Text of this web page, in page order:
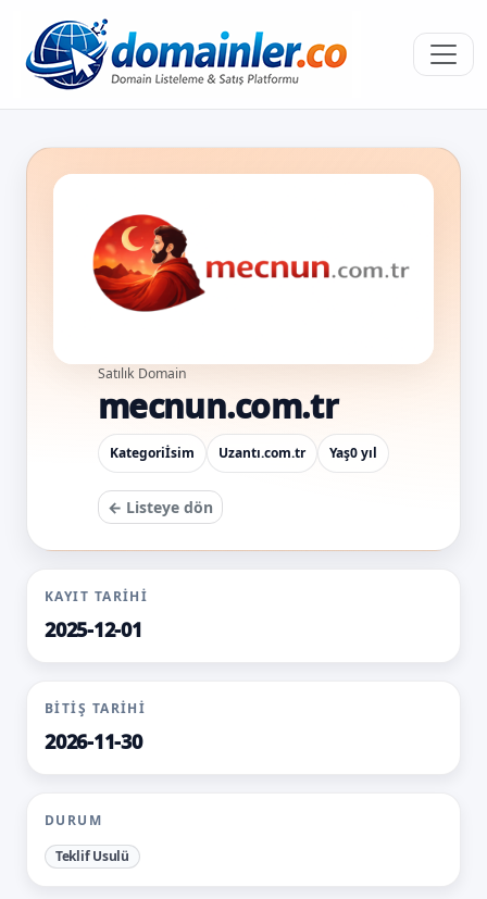
Satılık Domain
mecnun.com.tr
Kategoriİsim Uzantı.com.tr Yaş0 yıl
← Listeye dön
KAYIT TARIHI
2025-12-01
BITIŞ TARIHI
2026-11-30
DURUM
Teklif Usulü